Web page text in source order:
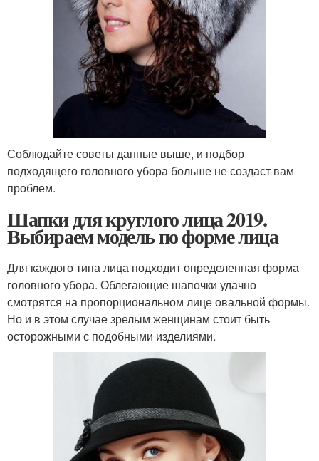
Соблюдайте советы данные выше, и подбор
подходящего головного убора больше не создаст вам
проблем.
Шапки для круглого лица 2019.
Выбираем модель по форме лица
Для каждого типа лица подходит определенная форма
головного убора. Облегающие шапочки удачно
смотрятся на пропорциональном лице овальной формы.
Но и в этом случае зрелым женщинам стоит быть
осторожными с подобными изделиями.